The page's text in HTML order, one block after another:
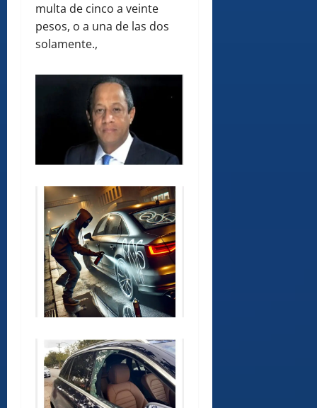
multa de cinco a veinte
pesos, o a una de las dos
solamente.,